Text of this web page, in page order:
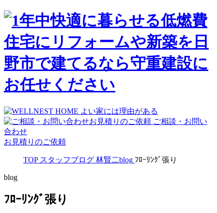
ご相談・お問い
合わせ
お見積りのご依頼
TOP スタッフブログ 林賢二blog ﾌﾛｰﾘﾝｸﾞ張り
blog
ﾌﾛｰﾘﾝｸﾞ張り